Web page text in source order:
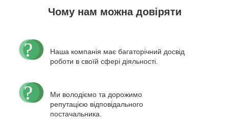
Чому нам можна довіряти
Наша компанія має багаторічний досвід
роботи в своїй сфері діяльності.
Ми володіємо та дорожимо
репутацією відповідального
постачальника.